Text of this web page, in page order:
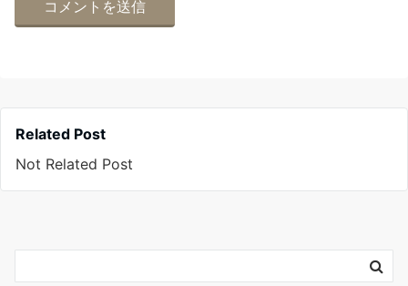
Related Post
Not Related Post